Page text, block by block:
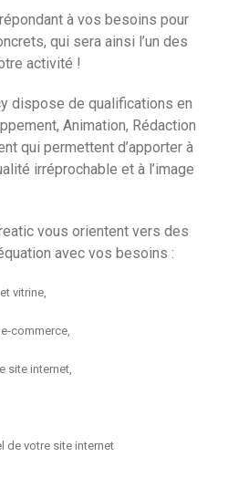
à vos besoins pour
qui sera ainsi l’un des
activité !
dispose de qualifications en
Animation, Rédaction
qui permettent d’apporter à
irréprochable et à l’image
vous orientent vers des
avec vos besoins :
vitrine,
commerce,
site internet,
de votre site internet